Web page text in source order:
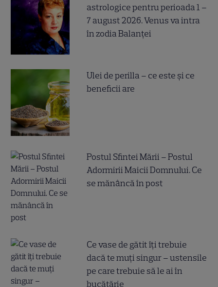
astrologice pentru perioada 1 –
7 august 2026. Venus va intra
în zodia Balanței
Ulei de perilla – ce este și ce
beneficii are
Postul Sfintei Mării – Postul
Adormirii Maicii Domnului. Ce
se mănâncă în post
Ce vase de gătit îți trebuie
dacă te muți singur – ustensile
pe care trebuie să le ai în
bucătărie